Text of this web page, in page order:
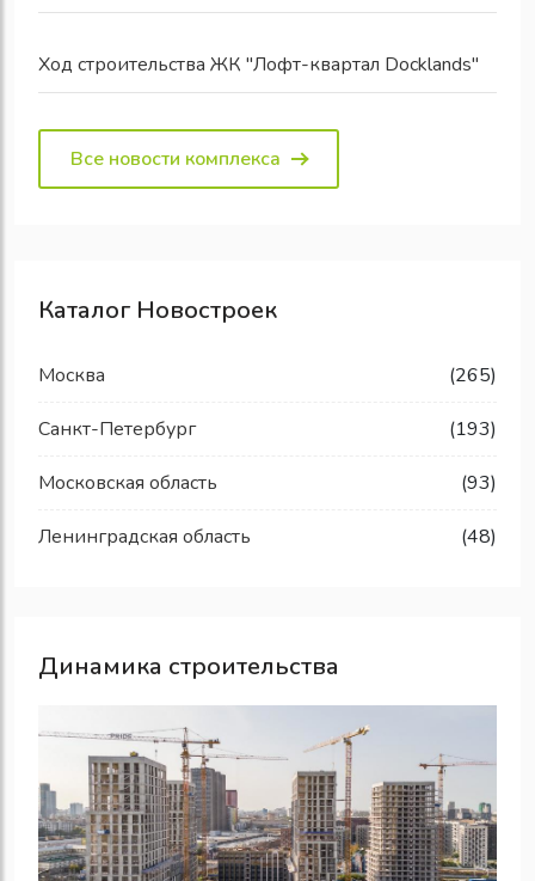
Ход строительства ЖК "Лофт-квартал Docklands"
Все новости комплекса
Каталог Новостроек
Москва (265)
Санкт-Петербург (193)
Московская область (93)
Ленинградская область (48)
Динамика строительства